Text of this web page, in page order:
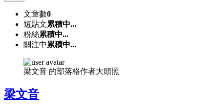
文章數0
短貼文累積中...
粉絲累積中...
關注中 累積中...
梁文音 的部落格作者大頭照
梁文音